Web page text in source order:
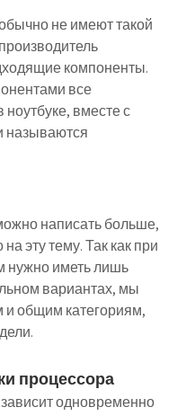
не имеют такой
компоненты.
все
вместе с
называются
написать больше,
эту тему. Так как при
нужно иметь лишь
вариантах, мы
и общим категориям,
процессора
одновременно